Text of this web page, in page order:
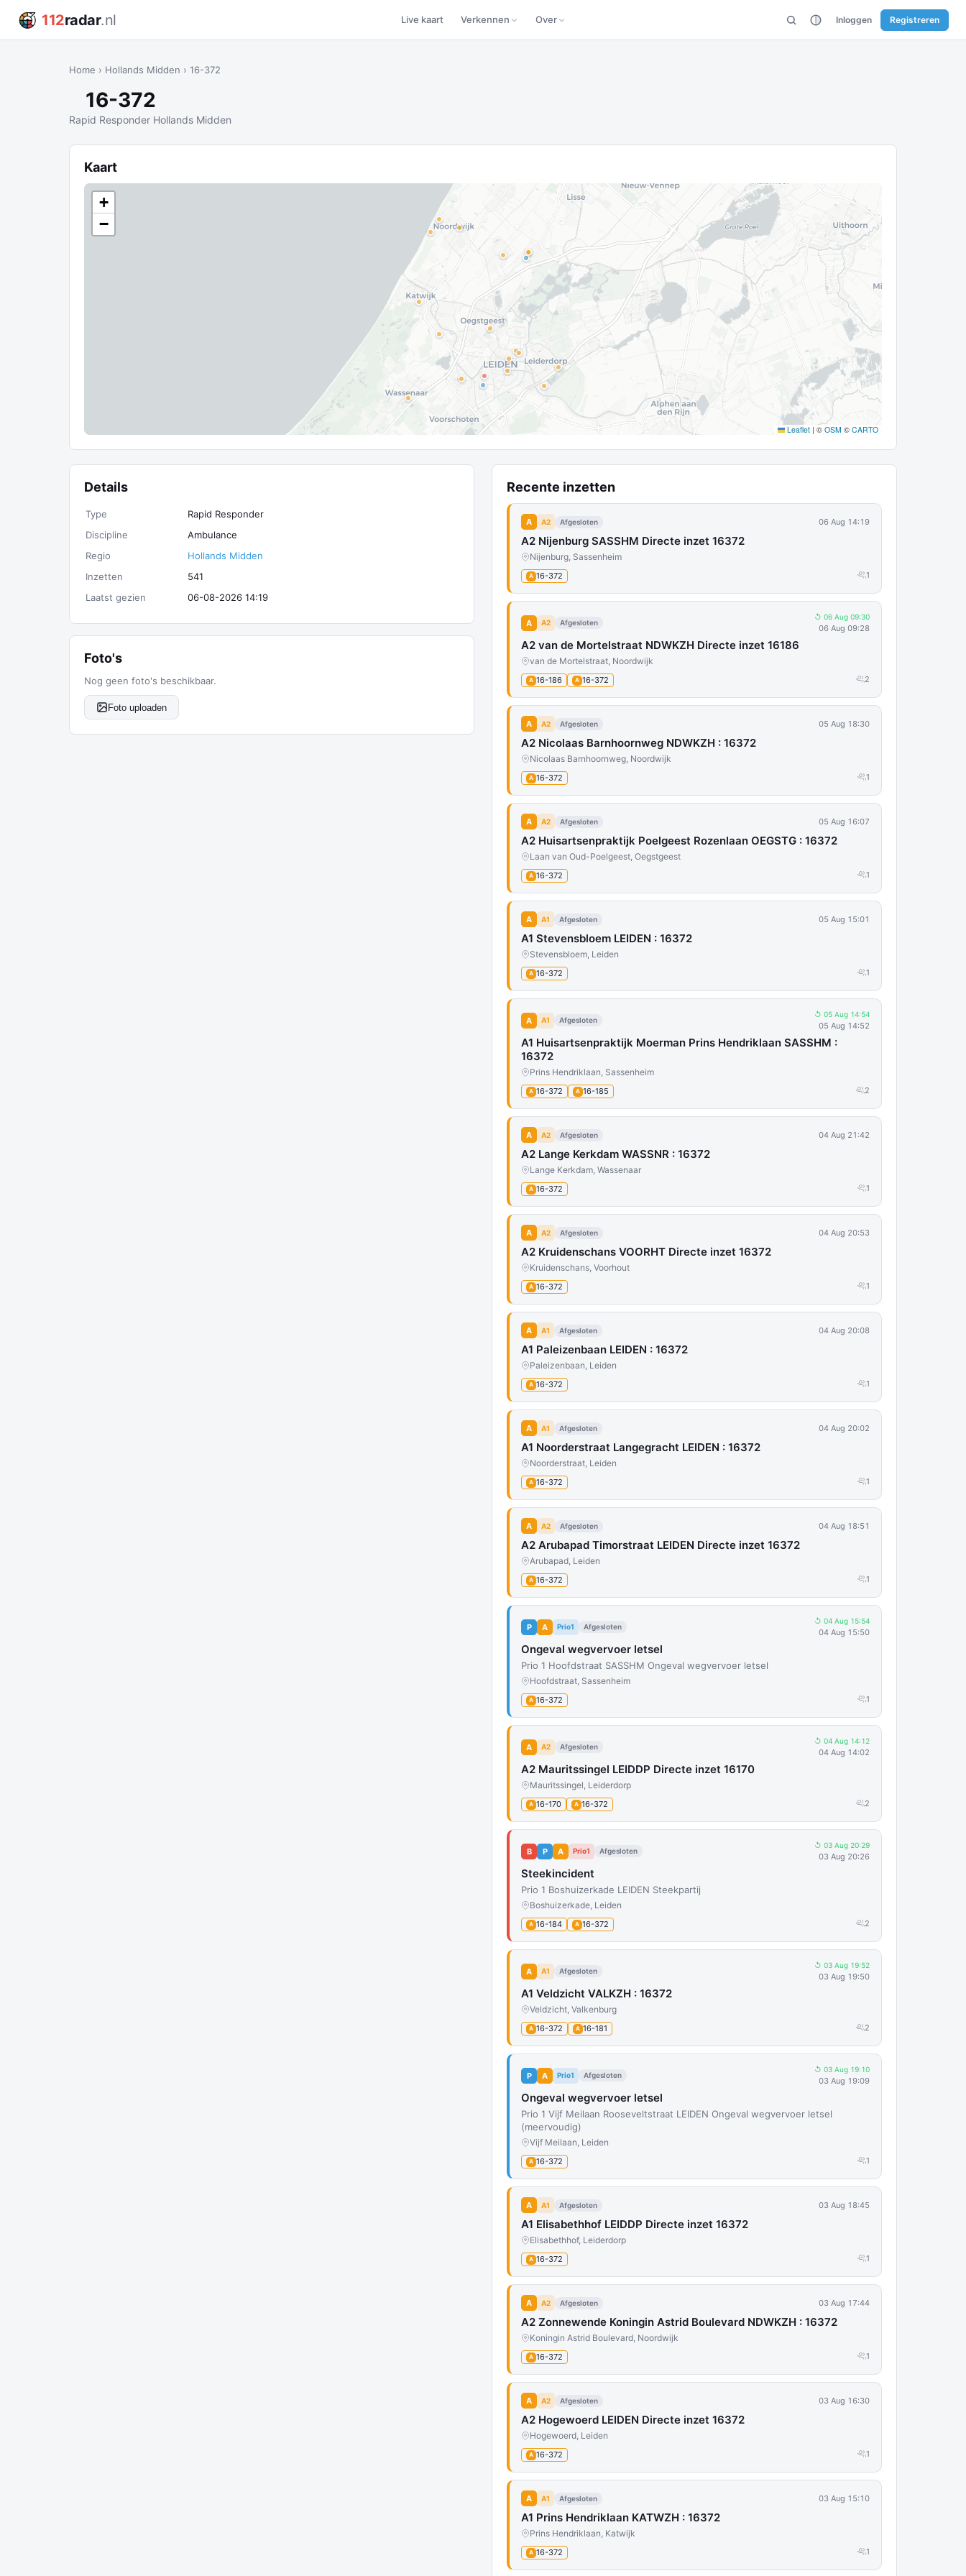
112radar.nl Live kaart Verkennen Over Inloggen Registreren
Home › Hollands Midden › 16-372
16-372
Rapid Responder Hollands Midden
Kaart
+
−
Leaflet | © OSM © CARTO
Details
Type
Rapid Responder
Discipline
Ambulance
Regio
Hollands Midden
Inzetten
541
Laatst gezien
06-08-2026 14:19
Foto's
Nog geen foto's beschikbaar.
Foto uploaden
Recente inzetten
A A2 Afgesloten 06 Aug 14:19
A2 Nijenburg SASSHM Directe inzet 16372
Nijenburg, Sassenheim
A 16-372 1
A A2 Afgesloten
↺ 06 Aug 09:30
06 Aug 09:28
A2 van de Mortelstraat NDWKZH Directe inzet 16186
van de Mortelstraat, Noordwijk
A 16-186 A 16-372 2
A A2 Afgesloten 05 Aug 18:30
A2 Nicolaas Barnhoornweg NDWKZH : 16372
Nicolaas Barnhoornweg, Noordwijk
A 16-372 1
A A2 Afgesloten 05 Aug 16:07
A2 Huisartsenpraktijk Poelgeest Rozenlaan OEGSTG : 16372
Laan van Oud-Poelgeest, Oegstgeest
A 16-372 1
A A1 Afgesloten 05 Aug 15:01
A1 Stevensbloem LEIDEN : 16372
Stevensbloem, Leiden
A 16-372 1
A A1 Afgesloten
↺ 05 Aug 14:54
05 Aug 14:52
A1 Huisartsenpraktijk Moerman Prins Hendriklaan SASSHM :
16372
Prins Hendriklaan, Sassenheim
A 16-372 A 16-185 2
A A2 Afgesloten 04 Aug 21:42
A2 Lange Kerkdam WASSNR : 16372
Lange Kerkdam, Wassenaar
A 16-372 1
A A2 Afgesloten 04 Aug 20:53
A2 Kruidenschans VOORHT Directe inzet 16372
Kruidenschans, Voorhout
A 16-372 1
A A1 Afgesloten 04 Aug 20:08
A1 Paleizenbaan LEIDEN : 16372
Paleizenbaan, Leiden
A 16-372 1
A A1 Afgesloten 04 Aug 20:02
A1 Noorderstraat Langegracht LEIDEN : 16372
Noorderstraat, Leiden
A 16-372 1
A A2 Afgesloten 04 Aug 18:51
A2 Arubapad Timorstraat LEIDEN Directe inzet 16372
Arubapad, Leiden
A 16-372 1
P A Prio1 Afgesloten
↺ 04 Aug 15:54
04 Aug 15:50
Ongeval wegvervoer letsel
Prio 1 Hoofdstraat SASSHM Ongeval wegvervoer letsel
Hoofdstraat, Sassenheim
A 16-372 1
A A2 Afgesloten
↺ 04 Aug 14:12
04 Aug 14:02
A2 Mauritssingel LEIDDP Directe inzet 16170
Mauritssingel, Leiderdorp
A 16-170 A 16-372 2
B P A Prio1 Afgesloten
↺ 03 Aug 20:29
03 Aug 20:26
Steekincident
Prio 1 Boshuizerkade LEIDEN Steekpartij
Boshuizerkade, Leiden
A 16-184 A 16-372 2
A A1 Afgesloten
↺ 03 Aug 19:52
03 Aug 19:50
A1 Veldzicht VALKZH : 16372
Veldzicht, Valkenburg
A 16-372 A 16-181 2
P A Prio1 Afgesloten
↺ 03 Aug 19:10
03 Aug 19:09
Ongeval wegvervoer letsel
Prio 1 Vijf Meilaan Rooseveltstraat LEIDEN Ongeval wegvervoer letsel
(meervoudig)
Vijf Meilaan, Leiden
A 16-372 1
A A1 Afgesloten 03 Aug 18:45
A1 Elisabethhof LEIDDP Directe inzet 16372
Elisabethhof, Leiderdorp
A 16-372 1
A A2 Afgesloten 03 Aug 17:44
A2 Zonnewende Koningin Astrid Boulevard NDWKZH : 16372
Koningin Astrid Boulevard, Noordwijk
A 16-372 1
A A2 Afgesloten 03 Aug 16:30
A2 Hogewoerd LEIDEN Directe inzet 16372
Hogewoerd, Leiden
A 16-372 1
A A1 Afgesloten 03 Aug 15:10
A1 Prins Hendriklaan KATWZH : 16372
Prins Hendriklaan, Katwijk
A 16-372 1